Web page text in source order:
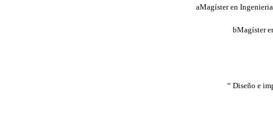
aMagíster en
bMagíster
“ Diseño e